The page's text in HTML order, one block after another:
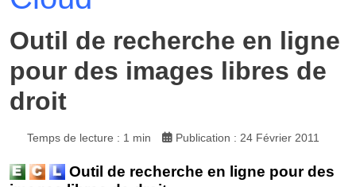
Outil de recherche en ligne
pour des images libres de
droit
Temps de lecture : 1 min Publication : 24 Février 2011
Outil de recherche en ligne pour des